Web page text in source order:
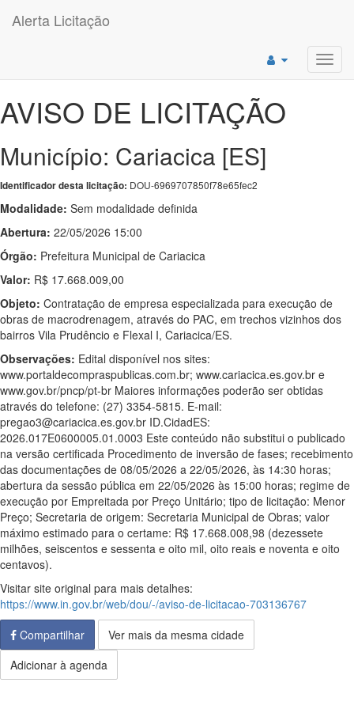
Alerta Licitação
AVISO DE LICITAÇÃO
Município: Cariacica [ES]
Identificador desta licitação: DOU-6969707850f78e65fec2
Modalidade: Sem modalidade definida
Abertura: 22/05/2026 15:00
Órgão: Prefeitura Municipal de Cariacica
Valor: R$ 17.668.009,00
Objeto: Contratação de empresa especializada para execução de
obras de macrodrenagem, através do PAC, em trechos vizinhos dos
bairros Vila Prudêncio e Flexal I, Cariacica/ES.
Observações: Edital disponível nos sites:
www.portaldecompraspublicas.com.br; www.cariacica.es.gov.br e
www.gov.br/pncp/pt-br Maiores informações poderão ser obtidas
através do telefone: (27) 3354-5815. E-mail:
pregao3@cariacica.es.gov.br ID.CidadES:
2026.017E0600005.01.0003 Este conteúdo não substitui o publicado
na versão certificada Procedimento de inversão de fases; recebimento
das documentações de 08/05/2026 a 22/05/2026, às 14:30 horas;
abertura da sessão pública em 22/05/2026 às 15:00 horas; regime de
execução por Empreitada por Preço Unitário; tipo de licitação: Menor
Preço; Secretaria de origem: Secretaria Municipal de Obras; valor
máximo estimado para o certame: R$ 17.668.008,98 (dezessete
milhões, seiscentos e sessenta e oito mil, oito reais e noventa e oito
centavos).
Visitar site original para mais detalhes:
https://www.in.gov.br/web/dou/-/aviso-de-licitacao-703136767
Compartilhar
Ver mais da mesma cidade
Adicionar à agenda